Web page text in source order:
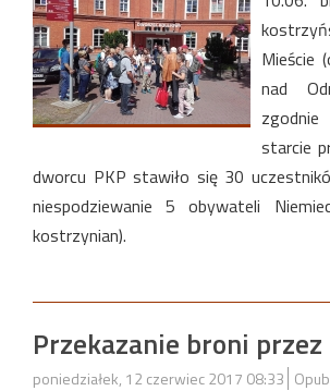
Mieście
nad
starcie
dworcu PKP stawiło się 30
niespodziewanie 5 obywateli
kostrzynian).
Przekazanie broni
poniedziałek, 12 czerwiec 2017 08:33